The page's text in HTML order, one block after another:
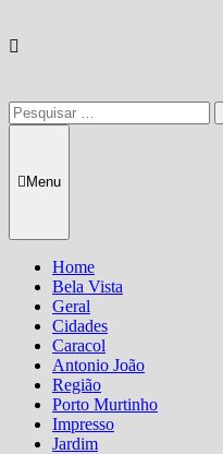
Pesquisar
por:
Menu
Home
Bela Vista
Geral
Cidades
Caracol
Antonio João
Região
Porto Murtinho
Impresso
Jardim